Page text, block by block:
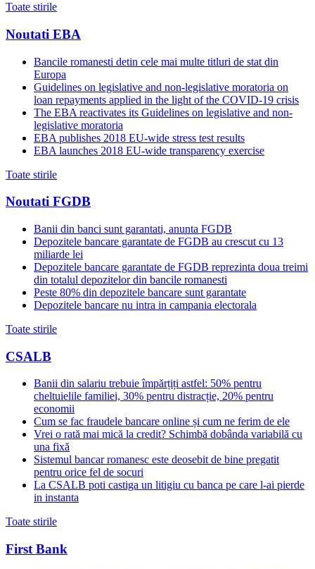
Toate stirile
Noutati EBA
Bancile romanesti detin cele mai multe titluri de stat din
Europa
Guidelines on legislative and non-legislative moratoria on
loan repayments applied in the light of the COVID-19 crisis
The EBA reactivates its Guidelines on legislative and non-
legislative moratoria
EBA publishes 2018 EU-wide stress test results
EBA launches 2018 EU-wide transparency exercise
Toate stirile
Noutati FGDB
Banii din banci sunt garantati, anunta FGDB
Depozitele bancare garantate de FGDB au crescut cu 13
miliarde lei
Depozitele bancare garantate de FGDB reprezinta doua treimi
din totalul depozitelor din bancile romanesti
Peste 80% din depozitele bancare sunt garantate
Depozitele bancare nu intra in campania electorala
Toate stirile
CSALB
Banii din salariu trebuie împărțiți astfel: 50% pentru
cheltuielile familiei, 30% pentru distracție, 20% pentru
economii
Cum se fac fraudele bancare online și cum ne ferim de ele
Vrei o rată mai mică la credit? Schimbă dobânda variabilă cu
una fixă
Sistemul bancar romanesc este deosebit de bine pregatit
pentru orice fel de socuri
La CSALB poti castiga un litigiu cu banca pe care l-ai pierde
in instanta
Toate stirile
First Bank